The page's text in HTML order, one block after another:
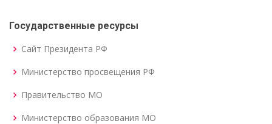
Государственные ресурсы
Сайт Президента РФ
Министерство просвещения РФ
Правительство МО
Министерство образования МО